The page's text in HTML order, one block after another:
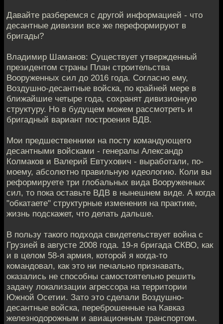
Давайте разберемся с другой информацией - что
десантные дивизии все же переформируют в
бригады?
Владимир Шаманов: Существует утвержденный
президентом страны План строительства
Вооруженных сил до 2016 года. Согласно ему,
Воздушно-десантные войска, по крайней мере в
ближайшие четыре года, сохранят дивизионную
структуру. Но в будущем можем рассмотреть и
бригадный вариант построения ВДВ.
Мои предшественники на посту командующего
десантными войсками - генералы Александр
Колмаков и Валерий Евтухович - выработали, по-
моему, абсолютно правильную идеологию. Коли вы
реформируете три глобальных вида Вооруженных
сил, то пока оставьте ВДВ в нынешнем виде. А когда
"обкатаете" структурные изменения на практике,
жизнь подскажет, что делать дальше.
В пользу такого подхода свидетельствует война с
Грузией в августе 2008 года. 19-я бригада СКВО, как
и в целом 58-я армия, которой я когда-то
командовал, как это ни печально признавать,
оказались не способны самостоятельно решить
задачу локализации агрессора на территории
Южной Осетии. Зато это сделали Воздушно-
десантные войска, переброшенные на Кавказ
железнодорожным и авиационным транспортом.